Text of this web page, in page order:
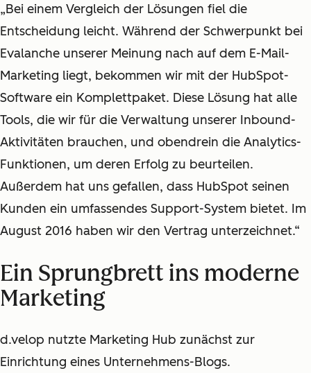
„Bei einem Vergleich der Lösungen fiel die
Entscheidung leicht. Während der Schwerpunkt bei
Evalanche unserer Meinung nach auf dem E-Mail-
Marketing liegt, bekommen wir mit der HubSpot-
Software ein Komplettpaket. Diese Lösung hat alle
Tools, die wir für die Verwaltung unserer Inbound-
Aktivitäten brauchen, und obendrein die Analytics-
Funktionen, um deren Erfolg zu beurteilen.
Außerdem hat uns gefallen, dass HubSpot seinen
Kunden ein umfassendes Support-System bietet. Im
August 2016 haben wir den Vertrag unterzeichnet.“
Ein Sprungbrett ins moderne
Marketing
d.velop nutzte Marketing Hub zunächst zur
Einrichtung eines Unternehmens-Blogs.